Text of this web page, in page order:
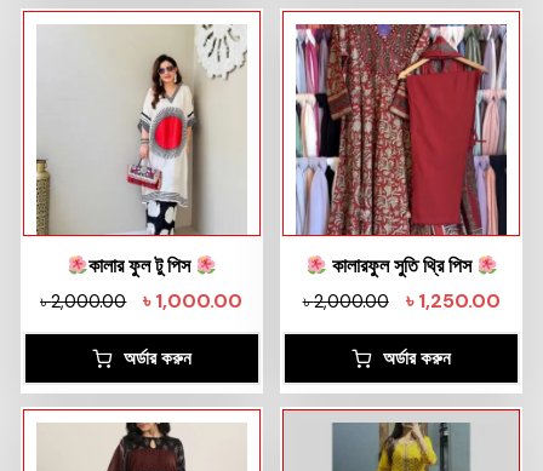
কালার ফুল টু পিস
৳2,000.00 ৳1,000.00
অর্ডার করুন
কালারফুল সুতি থ্রি পিস
৳2,000.00 ৳1,250.00
অর্ডার করুন